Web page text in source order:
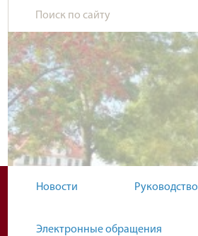
КОМИТЕТ
Новости Руководство
Электронные обращения